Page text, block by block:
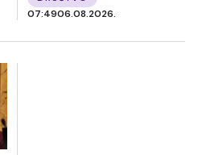
07:4906.08.2026.